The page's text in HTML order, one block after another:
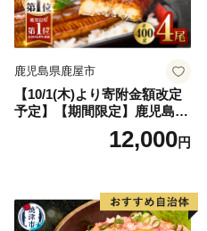
鹿児島県鹿屋市
【10/1(木)より寄附金額改定
予定】【期間限定】鹿児島県
大隅産うなぎ蒲焼4尾（400
g） KN007-02312,000円